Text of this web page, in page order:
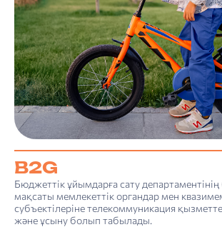
B2G
Бюджеттік ұйымдарға сату департаментінің
мақсаты мемлекеттік органдар мен
субъектілеріне телекоммуникация
және ұсыну болып табылады.